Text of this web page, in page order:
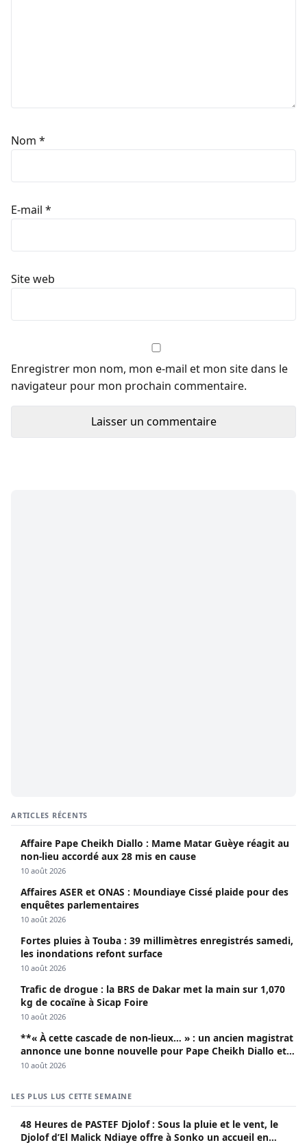
Nom *
E-mail *
Site web
Enregistrer mon nom, mon e-mail et mon site dans le
navigateur pour mon prochain commentaire.
ARTICLES RÉCENTS
Affaire Pape Cheikh Diallo : Mame Matar Guèye réagit au
non-lieu accordé aux 28 mis en cause
10 août 2026
Affaires ASER et ONAS : Moundiaye Cissé plaide pour des
enquêtes parlementaires
10 août 2026
Fortes pluies à Touba : 39 millimètres enregistrés samedi,
les inondations refont surface
10 août 2026
Trafic de drogue : la BRS de Dakar met la main sur 1,070
kg de cocaïne à Sicap Foire
10 août 2026
**« À cette cascade de non-lieux… » : un ancien magistrat
annonce une bonne nouvelle pour Pape Cheikh Diallo et
Cie**
10 août 2026
LES PLUS LUS CETTE SEMAINE
48 Heures de PASTEF Djolof : Sous la pluie et le vent, le
Djolof d’El Malick Ndiaye offre à Sonko un accueil en